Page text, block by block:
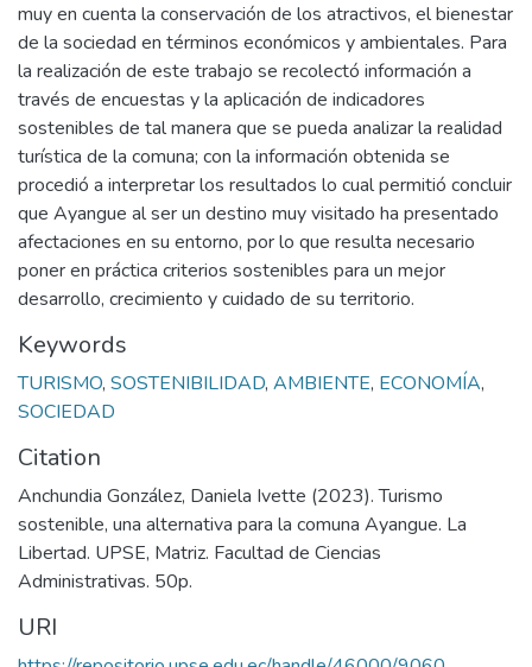
muy en cuenta la conservación de los atractivos, el bienestar
de la sociedad en términos económicos y ambientales. Para
la realización de este trabajo se recolectó información a
través de encuestas y la aplicación de indicadores
sostenibles de tal manera que se pueda analizar la realidad
turística de la comuna; con la información obtenida se
procedió a interpretar los resultados lo cual permitió concluir
que Ayangue al ser un destino muy visitado ha presentado
afectaciones en su entorno, por lo que resulta necesario
poner en práctica criterios sostenibles para un mejor
desarrollo, crecimiento y cuidado de su territorio.
Keywords
TURISMO, SOSTENIBILIDAD, AMBIENTE, ECONOMÍA,
SOCIEDAD
Citation
Anchundia González, Daniela Ivette (2023). Turismo
sostenible, una alternativa para la comuna Ayangue. La
Libertad. UPSE, Matriz. Facultad de Ciencias
Administrativas. 50p.
URI